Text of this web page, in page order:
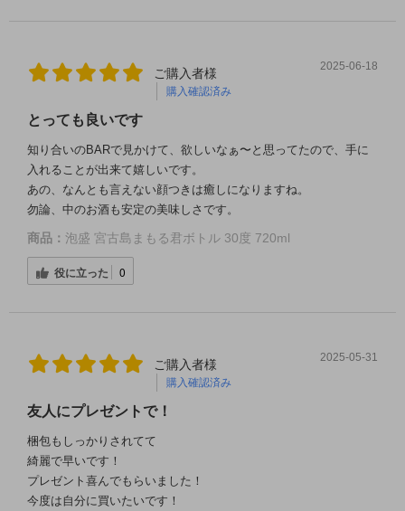
ご購入者様
購入確認済み
2025-06-18
とっても良いです
知り合いのBARで見かけて、欲しいなぁ〜と思ってたので、手に
入れることが出来て嬉しいです。
あの、なんとも言えない顔つきは癒しになりますね。
勿論、中のお酒も安定の美味しさです。
商品： 泡盛 宮古島まもる君ボトル 30度 720ml
役に立った 0
ご購入者様
購入確認済み
2025-05-31
友人にプレゼントで！
梱包もしっかりされてて
綺麗で早いです！
プレゼント喜んでもらいました！
今度は自分に買いたいです！